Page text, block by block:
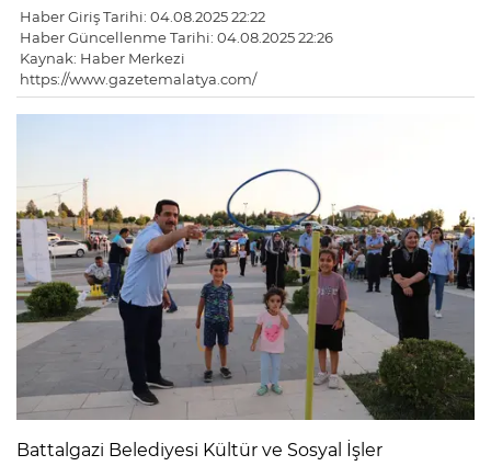
Haber Giriş Tarihi: 04.08.2025 22:22
Haber Güncellenme Tarihi: 04.08.2025 22:26
Kaynak: Haber Merkezi
https://www.gazetemalatya.com/
Battalgazi Belediyesi Kültür ve Sosyal İşler